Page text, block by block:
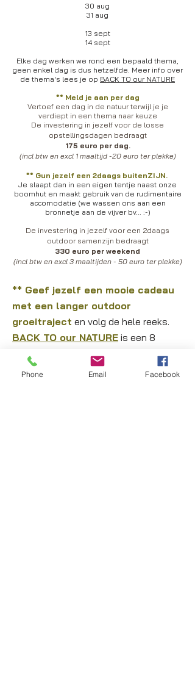
30 aug
31 aug
13 sept
14 sept
Elke dag werken we rond een bepaald thema,
geen enkel dag is dus hetzelfde. Meer info over
de thema's lees je op BACK TO our NATURE
** Meld je aan per dag
Vertoef een dag in de natuur terwijl je je
verdiept in een thema naar keuze
De investering in jezelf voor de losse
opstellingsdagen bedraagt
175 euro per dag.
(incl btw en excl 1 maaltijd -20 euro ter plekke)
** Gun jezelf een 2daags buitenZIJN.
Je slaapt dan in een eigen tentje naast onze
boomhut en maakt gebruik van de rudimentaire
accomodatie (we wassen ons aan een
bronnetje aan de vijver bv... :-)
De investering in jezelf voor een 2daags
outdoor samenzijn bedraagt
330 euro per weekend
(incl btw en excl 3 maaltijden - 50 euro ter plekke)
** Geef jezelf een mooie cadeau
met een langer outdoor
groeitraject en volg de hele reeks.
BACK TO our NATURE is een 8
daags outdoor groeitraject.
Phone Email Facebook